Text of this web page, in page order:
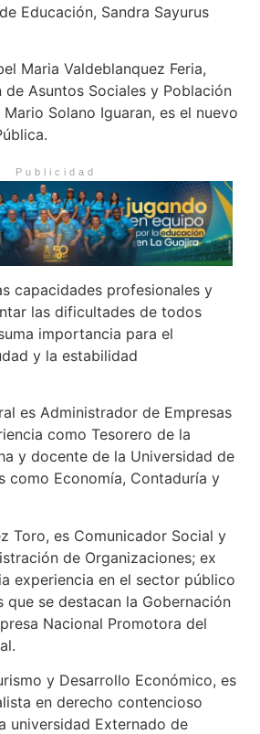
Educación, Sandra Sayurus
Maria Valdeblanquez Feria,
de Asuntos Sociales y Población
Solano Iguaran, es el nuevo
Publicidad
capacidades profesionales y
las dificultades de todos
importancia para el
y la estabilidad
es Administrador de Empresas
como Tesorero de la
y docente de la Universidad de
como Economía, Contaduría y
Toro, es Comunicador Social y
de Organizaciones; ex
experiencia en el sector público
se destacan la Gobernación
Nacional Promotora del
y Desarrollo Económico, es
en derecho contencioso
universidad Externado de